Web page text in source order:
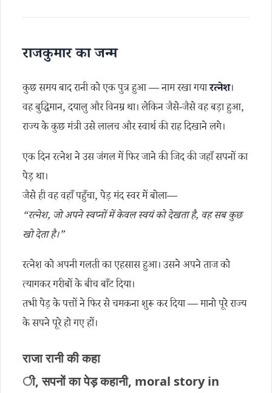
राजकुमार का जन्म
कुछ समय बाद रानी को एक पुत्र हुआ — नाम रखा गयारत्नेश।
वह बुद्धिमान, दयालु और विनम्र था। लेकिन जैसे-जैसे वह बड़ा हुआ,
राज्य के कुछ मंत्री उसे लालच और स्वार्थ की राह दिखाने लगे।
एक दिन रत्नेश ने उस जंगल में फिर जाने की जिद की जहाँ सपनों का
पेड़ था।
जैसे ही वह वहाँ पहुँचा, पेड़ मंद स्वर में बोला—
“रत्नेश, जो अपने स्वप्नों में केवल स्वयं को देखता है, वह सब कुछ
खो देता है।”
रत्नेश को अपनी गलती का एहसास हुआ। उसने अपने ताज को
त्यागकर गरीबों के बीच बाँट दिया।
तभी पेड़ के पत्तों ने फिर से चमकना शुरू कर दिया — मानो पूरे राज्य
के सपने पूरे हो गए हों।
राजा रानी की कहा
ी, सपनों का पेड़ कहानी, moral story in